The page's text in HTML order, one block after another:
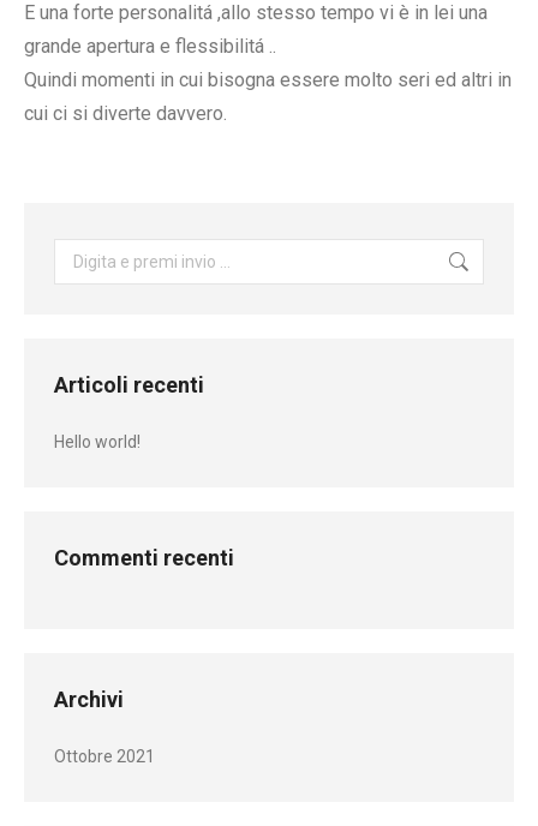
E una forte personalitá ,allo stesso tempo vi è in lei una
grande apertura e flessibilitá ..
Quindi momenti in cui bisogna essere molto seri ed altri in
cui ci si diverte davvero.
Cerca:
Articoli recenti
Hello world!
Commenti recenti
Archivi
Ottobre 2021